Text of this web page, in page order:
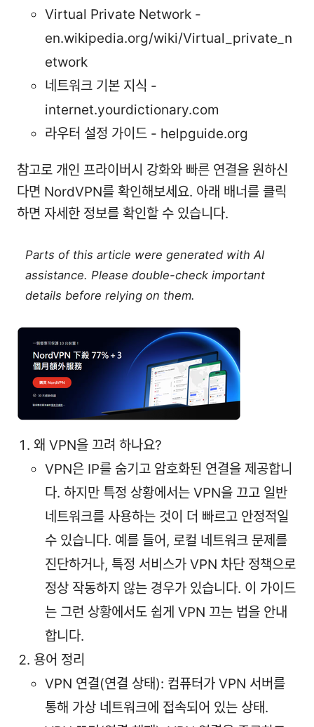
Virtual Private Network -
en.wikipedia.org/wiki/Virtual_private_n
etwork
네트워크 기본 지식 -
internet.yourdictionary.com
라우터 설정 가이드 - helpguide.org
참고로 개인 프라이버시 강화와 빠른 연결을 원하신
다면 NordVPN를 확인해보세요. 아래 배너를 클릭
하면 자세한 정보를 확인할 수 있습니다.
Parts of this article were generated with AI
assistance. Please double-check important
details before relying on them.
왜 VPN을 끄려 하나요?
VPN은 IP를 숨기고 암호화된 연결을 제공합니
다. 하지만 특정 상황에서는 VPN을 끄고 일반
네트워크를 사용하는 것이 더 빠르고 안정적일
수 있습니다. 예를 들어, 로컬 네트워크 문제를
진단하거나, 특정 서비스가 VPN 차단 정책으로
정상 작동하지 않는 경우가 있습니다. 이 가이드
는 그런 상황에서도 쉽게 VPN 끄는 법을 안내
합니다.
용어 정리
VPN 연결(연결 상태): 컴퓨터가 VPN 서버를
통해 가상 네트워크에 접속되어 있는 상태.